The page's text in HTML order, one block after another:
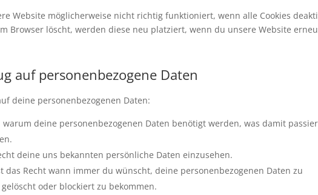
Website möglicherweise nicht richtig funktioniert, wenn alle Cookies
Browser löscht, werden diese neu platziert, wenn du unsere Website
auf personenbezogene Daten
deine personenbezogenen Daten:
deine personenbezogenen Daten benötigt werden, was damit
deine uns bekannten persönliche Daten einzusehen.
das Recht wann immer du wünscht, deine personenbezogenen Daten zu
oder blockiert zu bekommen.